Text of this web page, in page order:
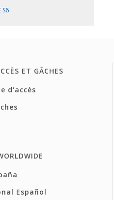
S6
ET GÂCHES
d'accès
Español